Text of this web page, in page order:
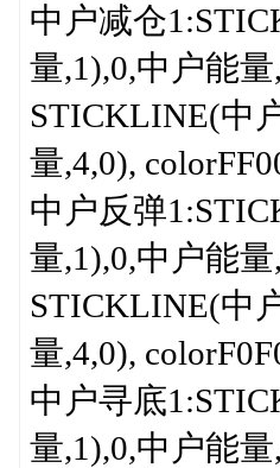
中户减仓
量,1),0,中户能
STICKLINE(中
量,4,0),
中户反弹
量,1),0,中户能
STICKLINE(中
量,4,0),
中户寻底
量,1),0,中户能